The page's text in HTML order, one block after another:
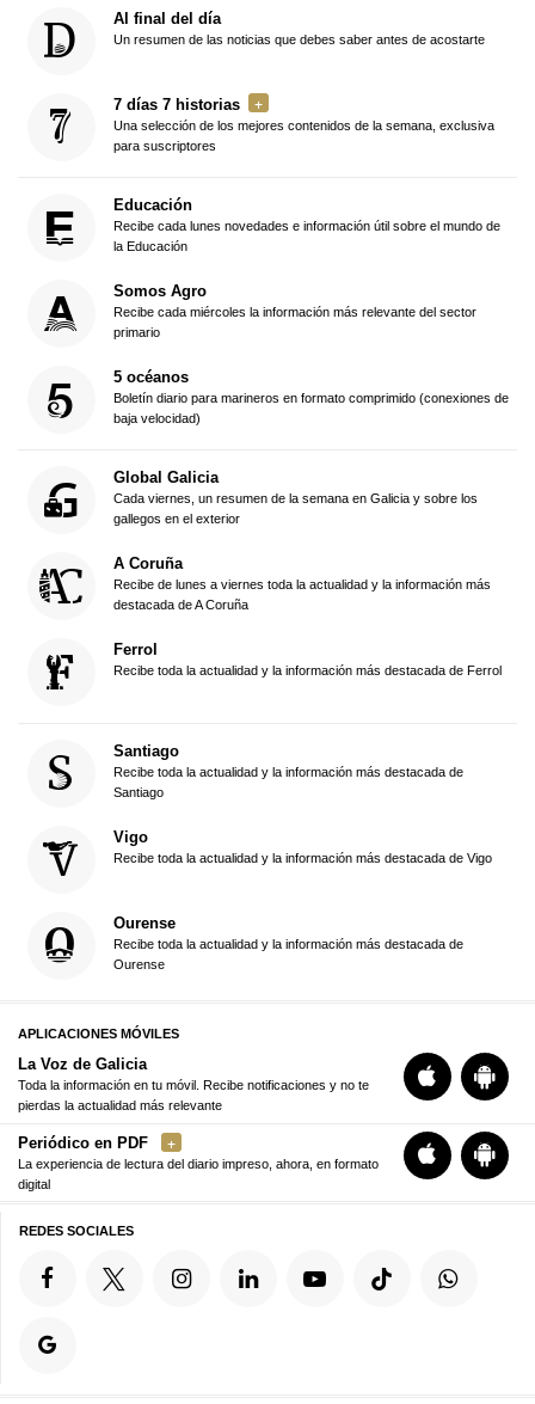
Al final del día
Un resumen de las noticias que debes saber antes de acostarte
7 días 7 historias
Una selección de los mejores contenidos de la semana, exclusiva
para suscriptores
Educación
Recibe cada lunes novedades e información útil sobre el mundo de
la Educación
Somos Agro
Recibe cada miércoles la información más relevante del sector
primario
5 océanos
Boletín diario para marineros en formato comprimido (conexiones de
baja velocidad)
Global Galicia
Cada viernes, un resumen de la semana en Galicia y sobre los
gallegos en el exterior
A Coruña
Recibe de lunes a viernes toda la actualidad y la información más
destacada de A Coruña
Ferrol
Recibe toda la actualidad y la información más destacada de Ferrol
Santiago
Recibe toda la actualidad y la información más destacada de
Santiago
Vigo
Recibe toda la actualidad y la información más destacada de Vigo
Ourense
Recibe toda la actualidad y la información más destacada de
Ourense
APLICACIONES MÓVILES
La Voz de Galicia
Toda la información en tu móvil. Recibe notificaciones y no te
pierdas la actualidad más relevante
Periódico en PDF
La experiencia de lectura del diario impreso, ahora, en formato
digital
REDES SOCIALES